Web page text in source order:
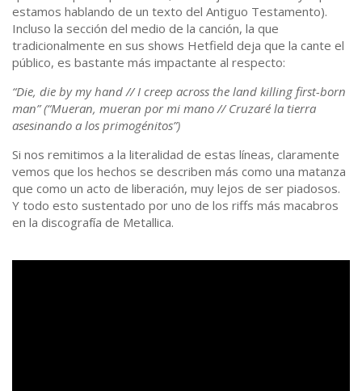
estamos hablando de un texto del Antiguo Testamento).
Incluso la sección del medio de la canción, la que
tradicionalmente en sus shows Hetfield deja que la cante el
público, es bastante más impactante al respecto:
“Die, die by my hand // I creep across the land killing first-born
man” (“Mueran, mueran por mi mano // Cruzaré la tierra
asesinando a los primogénitos”)
Si nos remitimos a la literalidad de estas líneas, claramente
vemos que los hechos se describen más como una matanza
que como un acto de liberación, muy lejos de ser piadosos.
Y todo esto sustentado por uno de los riffs más macabros
en la discografía de Metallica.